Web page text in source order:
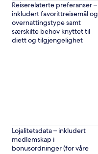
Reiserelaterte preferanser –
inkludert favorittreisemål og
overnattingstype samt
særskilte behov knyttet til
diett og tilgjengelighet
Lojalitetsdata – inkludert
medlemskap i
bonusordninger (for våre